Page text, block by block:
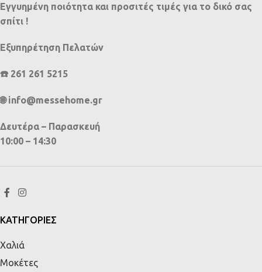
Εγγυημένη ποιότητα και προσιτές τιμές για το δικό σας
σπίτι !
Εξυπηρέτηση Πελατών
☎️ 261 261 5215
🌐 info@messehome.gr
Δευτέρα – Παρασκευή
10:00 – 14:30
ΚΑΤΗΓΟΡΙΕΣ
Χαλιά
Μοκέτες